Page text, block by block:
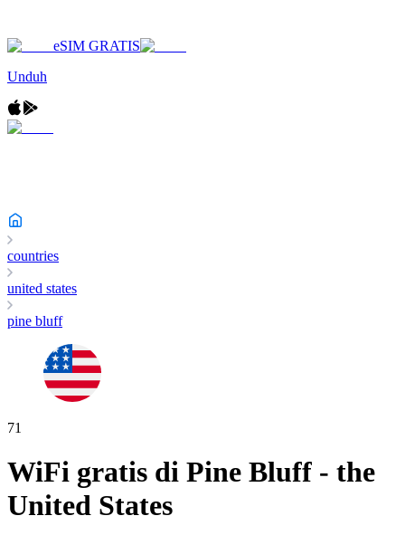
eSIM GRATIS
Unduh
countries
united states
pine bluff
71
WiFi gratis di Pine Bluff - the
United States